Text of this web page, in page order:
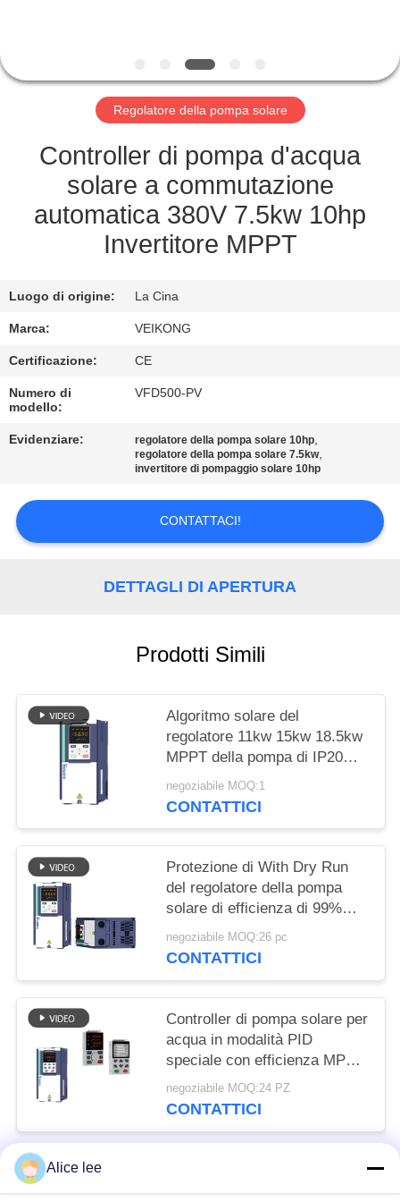
QUALITÀ
CONTATTICI
NOTIZIA
RICHIEDA
CITAZIONE
MAPPA
SITO
SULLA
PRIVACY
Regolatore della pompa solare
Controller di pompa d'acqua
solare a commutazione
automatica 380V 7.5kw 10hp
Invertitore MPPT
Luogo di origine: La Cina
Marca: VEIKONG
Certificazione: CE
Numero di
modello:
VFD500-PV
Evidenziare: regolatore della pompa solare 10hp,
regolatore della pompa solare 7.5kw,
invertitore di pompaggio solare 10hp
CONTATTACI!
DETTAGLI DI APERTURA
Prodotti Simili
Algoritmo solare del
regolatore 11kw 15kw 18.5kw
MPPT della pompa di IP20
negoziabile MOQ:1
CONTATTICI
Protezione di With Dry Run
del regolatore della pompa
solare di efficienza di 99%
MPPT
negoziabile MOQ:26 pc
CONTATTICI
Controller di pompa solare per
acqua in modalità PID
speciale con efficienza MPPT
del 99%
negoziabile MOQ:24 PZ
CONTATTICI
Categorie popolari
Alice lee